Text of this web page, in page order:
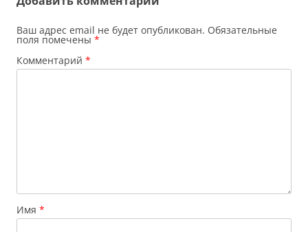
Ваш адрес email не будет опубликован. Обязательные
поля помечены *
Комментарий *
Имя *